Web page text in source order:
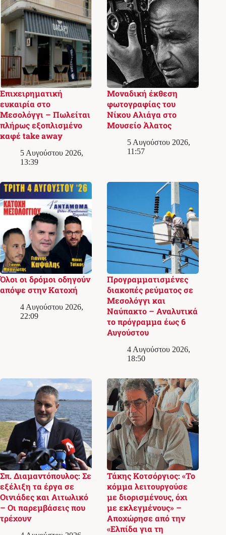
Επιχειρηματική
ευκαιρία στο
Μεσολόγγι – Πωλείται
πλήρως εξοπλισμένο
καφέ take away
5 Αυγούστου 2026,
13:39
Μοναδική έκθεση
φωτογραφίας του
Νίκου Αλιάγα στο
Μουσείο Άλατος
5 Αυγούστου 2026,
11:57
Όλοι οι δρόμοι οδηγούν
απόψε στην Κατοχή
4 Αυγούστου 2026,
22:09
Προγραμματισμένες
διακοπές ρεύματος σε
Μεσολόγγι και
Ναύπακτο – Αναλυτικά
το πρόγραμμα έως 6
Αυγούστου
4 Αυγούστου 2026,
18:50
Σπ. Διαμαντόπουλος: Σε
εξέλιξη τα έργα σε
Οινιάδες και Αιτωλικό
– Οι παρεμβάσεις που
τρέχουν
Τάκης Κοτσόργιος: «Το
κόμμα λειτουργούσε
με διορισμένους, όχι
με εκλεγμένους» –
Αποχώρησε από την
«Ελπίδα για τη